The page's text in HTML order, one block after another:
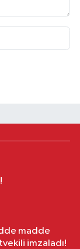
madde
imzaladı!